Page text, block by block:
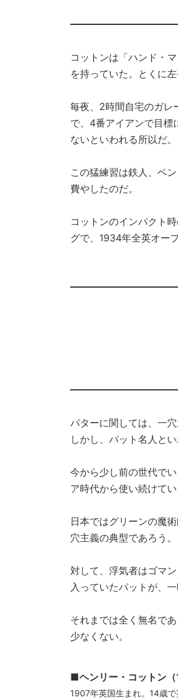
コットンは「ハンド・
を持っていた。とくに左
毎夜、2時間自宅のガレ
で、4番アイアンで目標
ないといわれる所以だ。
この猛練習は鉄人、ベ
費やしたのだ。
コットンのインパクト
グで、1934年全英オー
パターに関しては、一
しかし、パット名人と
今から少し前の世代で
ア時代から使い続けてい
日本ではグリーンの魔
穴主義の典型であろう。
対して、浮気者はゴマ
入っていたパットが、
それまでは全く無名で
少なくない。
■ヘンリー・コットン
1907年英国生まれ。14歳